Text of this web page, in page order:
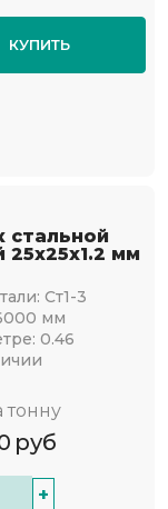
КУПИТЬ
стальной
25х25x1.2 мм
Ст1-3
мм
0.46
тонну
руб
+